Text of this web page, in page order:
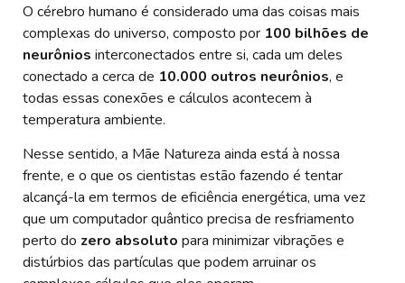
O cérebro humano é considerado uma das coisas mais
complexas do universo, composto por 100 bilhões de
neurônios interconectados entre si, cada um deles
conectado a cerca de 10.000 outros neurônios, e
todas essas conexões e cálculos acontecem à
temperatura ambiente.
Nesse sentido, a Mãe Natureza ainda está à nossa
frente, e o que os cientistas estão fazendo é tentar
alcançá-la em termos de eficiência energética, uma vez
que um computador quântico precisa de resfriamento
perto do zero absoluto para minimizar vibrações e
distúrbios das partículas que podem arruinar os